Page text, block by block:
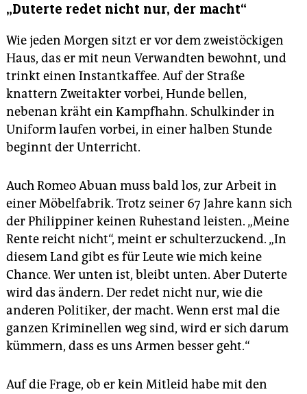
„Duterte redet nicht nur, der macht“
Wie jeden Morgen sitzt er vor dem zweistöckigen
Haus, das er mit neun Verwandten bewohnt, und
trinkt einen Instantkaffee. Auf der Straße
knattern Zweitakter vorbei, Hunde bellen,
nebenan kräht ein Kampfhahn. Schulkinder in
Uniform laufen vorbei, in einer halben Stunde
beginnt der Unterricht.
Auch Romeo Abuan muss bald los, zur Arbeit in
einer Möbelfabrik. Trotz seiner 67 Jahre kann sich
der Philippiner keinen Ruhestand leisten. „Meine
Rente reicht nicht“, meint er schulterzuckend. „In
diesem Land gibt es für Leute wie mich keine
Chance. Wer unten ist, bleibt unten. Aber Duterte
wird das ändern. Der redet nicht nur, wie die
anderen Politiker, der macht. Wenn erst mal die
ganzen Kriminellen weg sind, wird er sich darum
kümmern, dass es uns Armen besser geht.“
Auf die Frage, ob er kein Mitleid habe mit den